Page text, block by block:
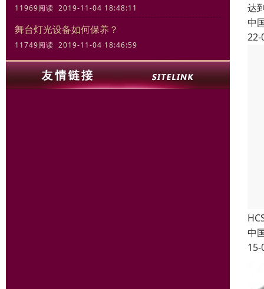
11969阅读 2019-11-04 18:48:11
舞台灯光设备如何保养？
11749阅读 2019-11-04 18:46:59
达
中
22-
中
15-